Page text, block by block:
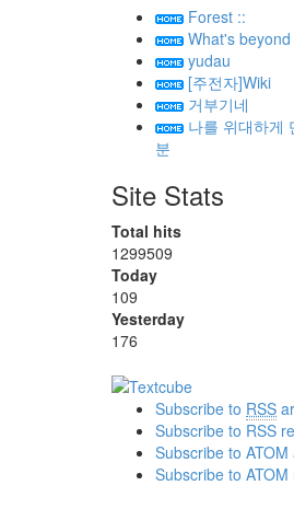
Forest ::
What's
yudau
[주전자]Wiki
거부기네
나를 위대하게
분
Site Stats
Total hits
1299509
Today
109
Yesterday
176
Subscribe to RSS
Subscribe to RSS
Subscribe to ATOM
Subscribe to